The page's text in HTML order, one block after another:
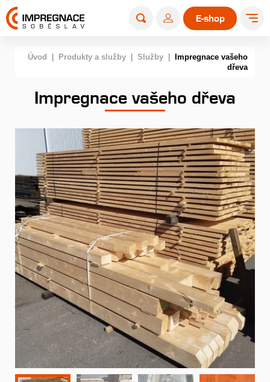
E-shop
Úvod Produkty a služby Služby
Impregnace vašeho
dřeva
Impregnace vašeho dřeva